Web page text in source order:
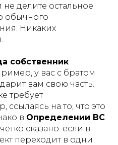
не делите остальное
обычного
Никаких
собственник
у вас с братом
вам свою часть.
требует
ссылаясь на то, что это
в Определении ВС
четко сказано: если в
переходит в одни